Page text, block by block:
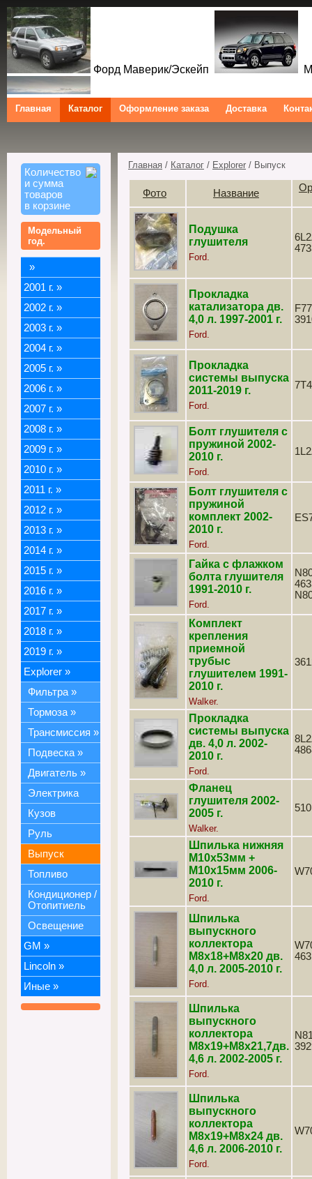
Форд Маверик/Эскейп
Ford Maverick/Escape
Ford Kuga/Escape
Главная Каталог Оформление заказа Доставка
Количество
и сумма
товаров
в корзине
Модельный
год.
»
2001 г. »
2002 г. »
2003 г. »
2004 г. »
2005 г. »
2006 г. »
2007 г. »
2008 г. »
2009 г. »
2010 г. »
2011 г. »
2012 г. »
2013 г. »
2014 г. »
2015 г. »
2016 г. »
2017 г. »
2018 г. »
2019 г. »
Explorer »
Фильтра »
Тормоза »
Трансмиссия »
Подвеска »
Двигатель »
Электрика
Кузов
Руль
Выпуск
Топливо
Кондиционер /
Отопитиель
Освещение
GM »
Lincoln »
Иные »
Главная / Каталог / Explorer / Выпуск
Фото Название
Подушка
глушителя
Ford.
Прокладка
катализатора дв.
4,0 л. 1997-2001 г.
Ford.
Прокладка
системы выпуска
2011-2019 г.
Ford.
Болт глушителя с
пружиной 2002-
2010 г.
Ford.
Болт глушителя с
пружиной
комплект 2002-
2010 г.
Ford.
Гайка с флажком
болта глушителя
1991-2010 г.
Ford.
Комплект
крепления
приемной
трубыс
глушителем 1991-
2010 г.
Walker.
Прокладка
системы выпуска
дв. 4,0 л. 2002-
2010 г.
Ford.
Фланец
глушителя 2002-
2005 г.
Walker.
Шпилька нижняя
М10х53мм +
М10х15мм 2006-
2010 г.
Ford.
Шпилька
выпускного
коллектора
М8х18+М8х20 дв.
4,0 л. 2005-2010 г.
Ford.
Шпилька
выпускного
коллектора
М8х19+М8х21,7дв.
4,6 л. 2002-2005 г.
Ford.
Шпилька
выпускного
коллектора
М8х19+М8х24 дв.
4,6 л. 2006-2010 г.
Ford.